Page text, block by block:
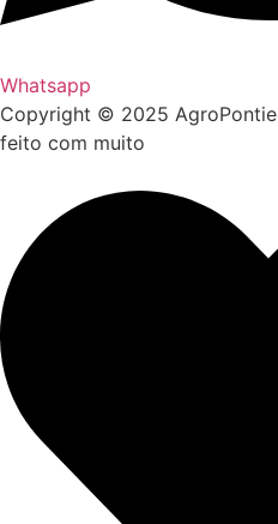
Whatsapp
Copyright © 2025
feito com muito